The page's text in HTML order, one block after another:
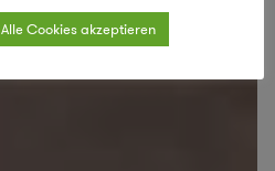
Alle Cookies akzeptieren